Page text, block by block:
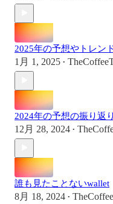
2025年の予想やトレン
1月 1, 2025 •
2024年の予想の振り返り
12月 28, 2024 •
誰も見たことないwallet
8月 18, 2024 •